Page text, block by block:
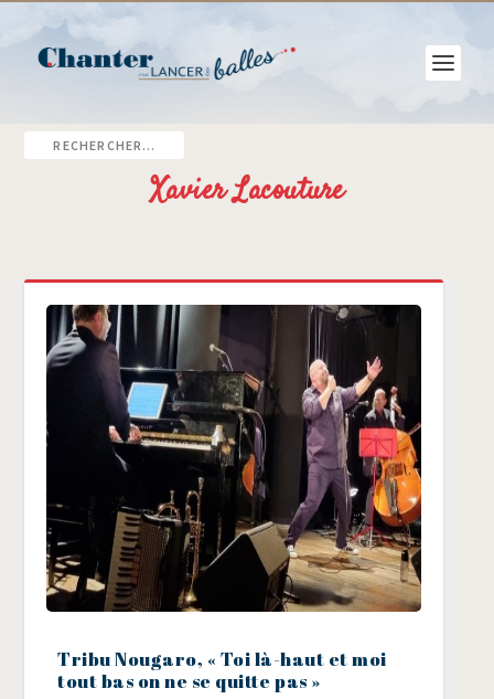
Xavier Lacouture
Tribu Nougaro, « Toi là-haut et moi
tout bas on ne se quitte pas »